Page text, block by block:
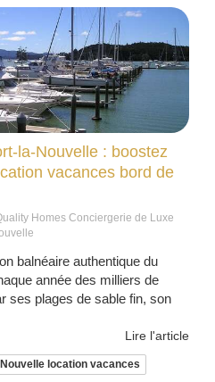
la-Nouvelle : boostez
vacances bord de
Homes Conciergerie de Luxe
balnéaire authentique du
année des milliers de
ses plages de sable fin, son
Lire l'article
location vacances